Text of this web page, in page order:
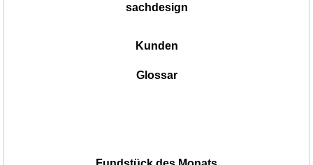
sachdesign
Kunden
Glossar